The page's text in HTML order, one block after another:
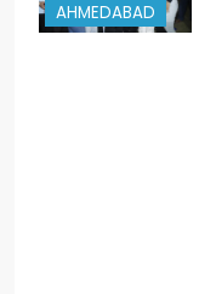
AHMEDABAD